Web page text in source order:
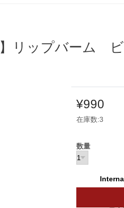
】リップバーム
¥990
在庫数:3
数量